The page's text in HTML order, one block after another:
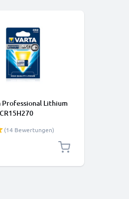
Lithium
(14 Bewertungen)